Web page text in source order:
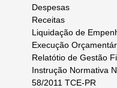
Despesas
Receitas
Liquidação de
Execução
Relatótio de Gestão
Instrução Normativa
58/2011 TCE-PR